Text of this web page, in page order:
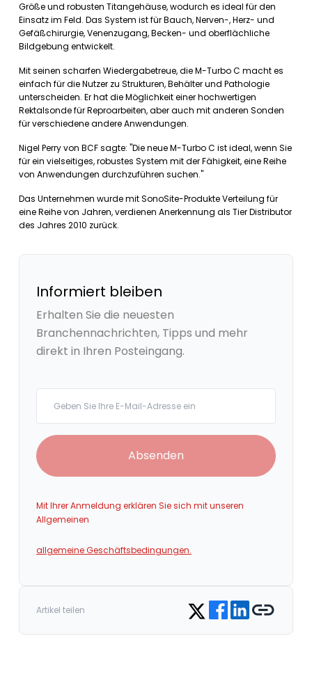
Größe und robusten Titangehäuse, wodurch es ideal für den
Einsatz im Feld. Das System ist für Bauch, Nerven-, Herz- und
Gefäßchirurgie, Venenzugang, Becken- und oberflächliche
Bildgebung entwickelt.
Mit seinen scharfen Wiedergabetreue, die M-Turbo C macht es
einfach für die Nutzer zu Strukturen, Behälter und Pathologie
unterscheiden. Er hat die Möglichkeit einer hochwertigen
Rektalsonde für Reproarbeiten, aber auch mit anderen Sonden
für verschiedene andere Anwendungen.
Nigel Perry von BCF sagte: "Die neue M-Turbo C ist ideal, wenn Sie
für ein vielseitiges, robustes System mit der Fähigkeit, eine Reihe
von Anwendungen durchzuführen suchen."
Das Unternehmen wurde mit SonoSite-Produkte Verteilung für
eine Reihe von Jahren, verdienen Anerkennung als Tier Distributor
des Jahres 2010 zurück.
Informiert bleiben
Erhalten Sie die neuesten
Branchennachrichten, Tipps und mehr
direkt in Ihren Posteingang.
Absenden
Mit Ihrer Anmeldung erklären Sie sich mit unseren
Allgemeinen
allgemeine Geschäftsbedingungen.
Artikel teilen Share on Twitter
Share on Facebook
Share on LinkedIn
Copy link